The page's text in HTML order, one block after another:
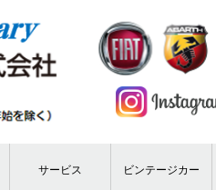
サービス ビンテージカー